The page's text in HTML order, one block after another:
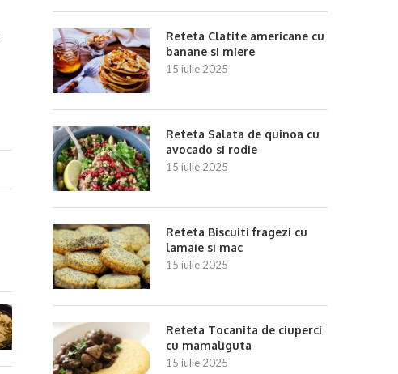
Reteta Clatite americane cu
banane si miere
15 iulie 2025
Reteta Salata de quinoa cu
avocado si rodie
15 iulie 2025
Reteta Biscuiti fragezi cu
lamaie si mac
15 iulie 2025
Reteta Tocanita de ciuperci
cu mamaliguta
15 iulie 2025